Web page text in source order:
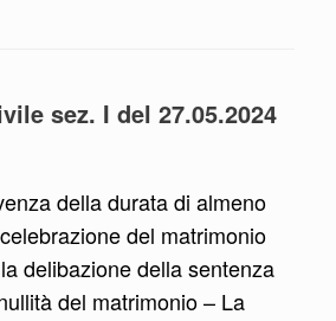
sez. I del 27.05.2024
della durata di almeno
del matrimonio
delibazione della sentenza
del matrimonio – La